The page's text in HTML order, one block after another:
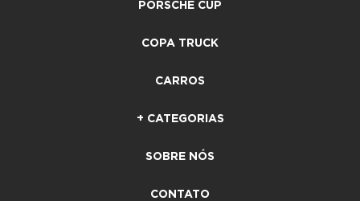
PORSCHE CUP
COPA TRUCK
CARROS
+ CATEGORIAS
SOBRE NÓS
CONTATO